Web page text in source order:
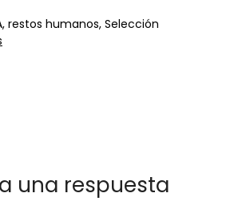
restos humanos, Selección
una respuesta